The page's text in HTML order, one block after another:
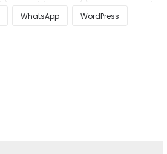
WhatsApp WordPress